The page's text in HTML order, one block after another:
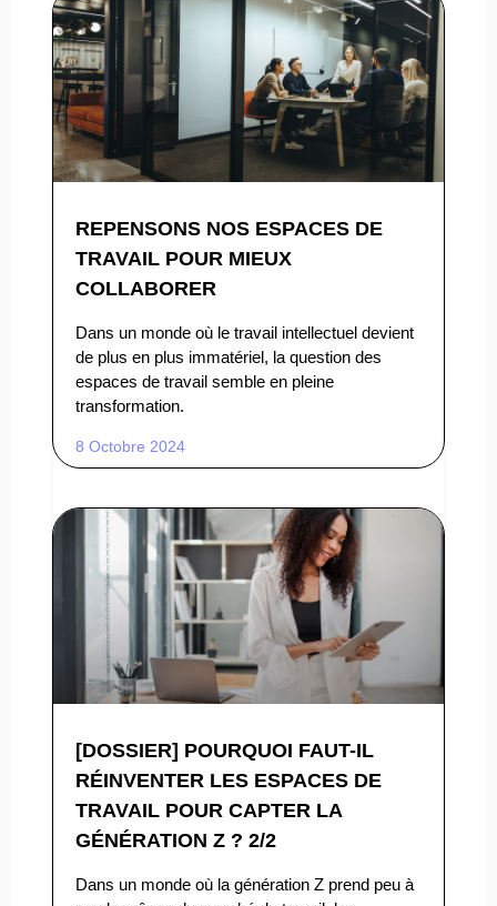
REPENSONS NOS ESPACES DE
TRAVAIL POUR MIEUX
COLLABORER
Dans un monde où le travail intellectuel devient
de plus en plus immatériel, la question des
espaces de travail semble en pleine
transformation.
8 Octobre 2024
[DOSSIER] POURQUOI FAUT-IL
RÉINVENTER LES ESPACES DE
TRAVAIL POUR CAPTER LA
GÉNÉRATION Z ? 2/2
Dans un monde où la génération Z prend peu à